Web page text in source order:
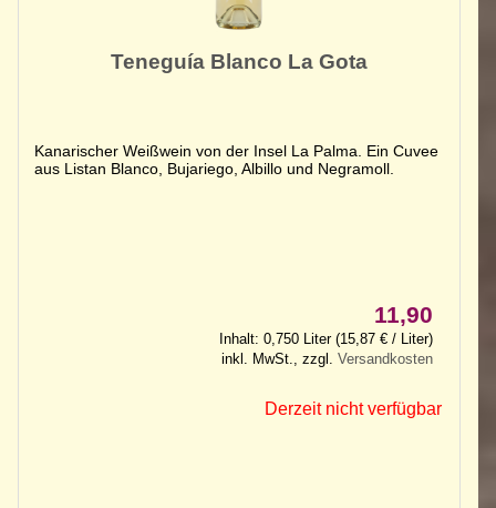
Teneguía Blanco La Gota
Kanarischer Weißwein von der Insel La Palma. Ein Cuvee
aus Listan Blanco, Bujariego, Albillo und Negramoll.
11,90
Inhalt: 0,750 Liter (15,87 € / Liter)
inkl. MwSt., zzgl.Versandkosten
Derzeit nicht verfügbar